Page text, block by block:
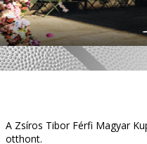
A Zsíros Tibor Férfi Magyar
otthont.